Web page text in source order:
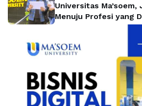
Universitas Ma’soem,
Menuju Profesi yang